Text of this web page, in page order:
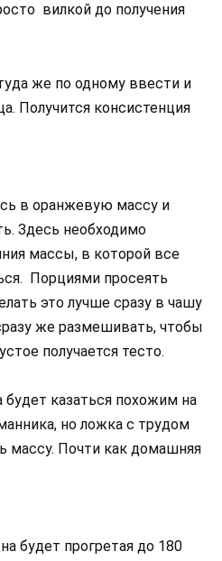
вилкой до получения
же по одному ввести и
Получится консистенция
в оранжевую массу и
Здесь необходимо
массы, в которой все
Порциями просеять
это лучше сразу в чашу
же размешивать, чтобы
получается тесто.
будет казаться похожим на
но ложка с трудом
массу. Почти как домашняя
будет прогретая до 180